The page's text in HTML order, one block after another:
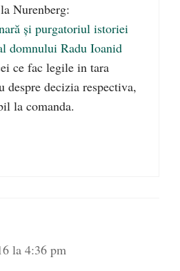
Nurenberg:
și purgatoriul istoriei
domnului Radu Ioanid
ce fac legile in tara
despre decizia respectiva,
la comanda.
la 4:36 pm